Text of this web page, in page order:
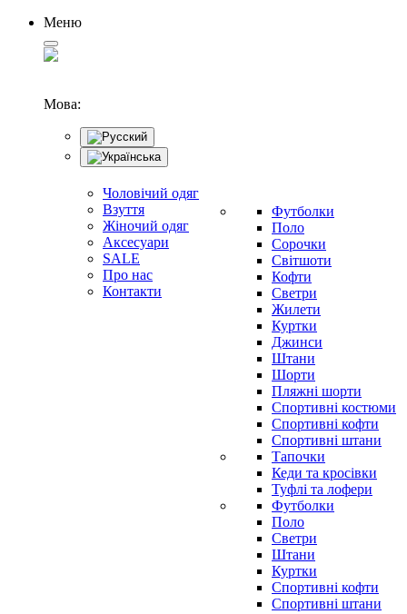
Меню
Мова:
Чоловічий одяг
Взуття
Жіночий одяг
Аксесуари
SALE
Про нас
Контакти
Футболки
Поло
Сорочки
Світшоти
Кофти
Светри
Жилети
Куртки
Джинси
Штани
Шорти
Пляжні шорти
Спортивні костюми
Спортивні кофти
Спортивні штани
Тапочки
Кеди та кросівки
Туфлі та лофери
Футболки
Поло
Светри
Штани
Куртки
Cпортивні кофти
Спортивні штани